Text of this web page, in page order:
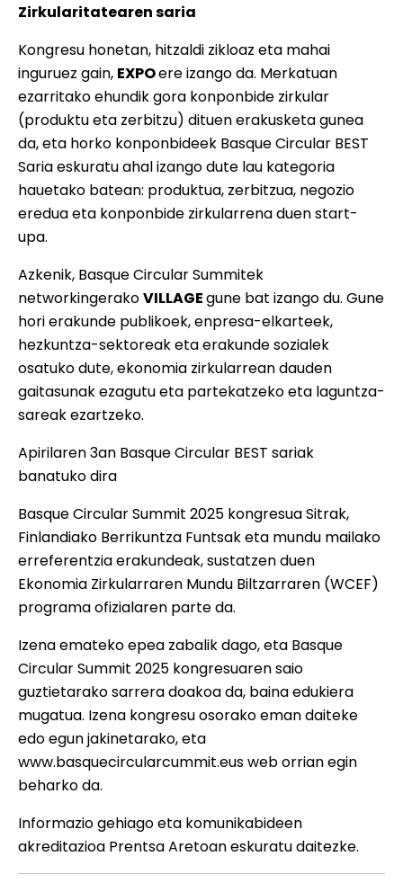
Zirkularitatearen saria
Kongresu honetan, hitzaldi zikloaz eta mahai
inguruez gain, EXPOere izango da. Merkatuan
ezarritako ehundik gora konponbide zirkular
(produktu eta zerbitzu) dituen erakusketa gunea
da, eta horko konponbideek Basque Circular BEST
Saria eskuratu ahal izango dute lau kategoria
hauetako batean: produktua, zerbitzua, negozio
eredua eta konponbide zirkularrena duen start-
upa.
Azkenik, Basque Circular Summitek
networkingerakoVILLAGEgune bat izango du. Gune
hori erakunde publikoek, enpresa-elkarteek,
hezkuntza-sektoreak eta erakunde sozialek
osatuko dute, ekonomia zirkularrean dauden
gaitasunak ezagutu eta partekatzeko eta laguntza-
sareak ezartzeko.
Apirilaren 3an Basque Circular BEST sariak
banatuko dira
Basque Circular Summit 2025 kongresua Sitrak,
Finlandiako Berrikuntza Funtsak eta mundu mailako
erreferentzia erakundeak, sustatzen duen
Ekonomia Zirkularraren Mundu Biltzarraren (WCEF)
programa ofizialaren parte da.
Izena emateko epea zabalik dago, eta Basque
Circular Summit 2025 kongresuaren saio
guztietarako sarrera doakoa da, baina edukiera
mugatua. Izena kongresu osorako eman daiteke
edo egun jakinetarako, eta
www.basquecircularcummit.eus web orrian egin
beharko da.
Informazio gehiago eta komunikabideen
akreditazioa Prentsa Aretoaneskuratu daitezke.